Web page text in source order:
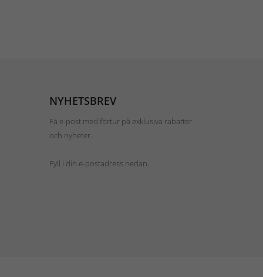
NYHETSBREV
Få e-post med förtur på exklusiva rabatter
och nyheter.
Fyll i din e-postadress nedan.